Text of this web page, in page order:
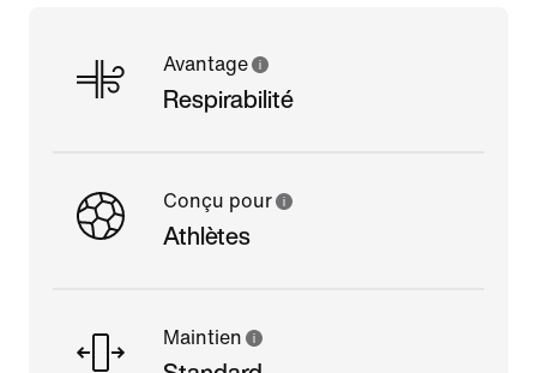
Avantage
Respirabilité
Conçu pour
Athlètes
Maintien